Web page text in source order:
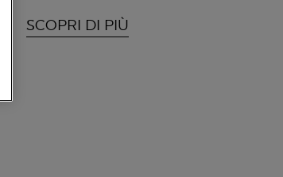
SCOPRI DI PIÙ